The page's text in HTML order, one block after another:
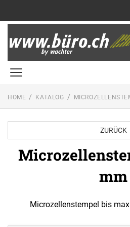
Printy Textstempel
Taschenstempel
Professional Textstempel
Professional Datum- und
PROFESSIONAL LINE DATUMSTEMPEL
PROFESSIONAL LINE
Office Printy
Textplatten
HOME KATALOG
ZURÜCK
mm
Microzellenstempel bis